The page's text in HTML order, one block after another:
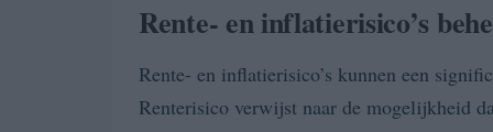
Rente- en inflatierisico’s
Rente- en inflatierisico’s kunnen een
Renterisico verwijst naar de mogelijkheid